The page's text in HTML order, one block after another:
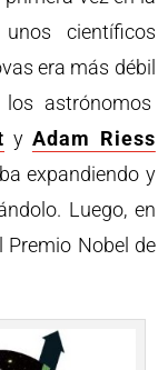
científicos
era más débil
astrónomos
y Adam Riess
expandiendo y
Luego, en
Premio Nobel de